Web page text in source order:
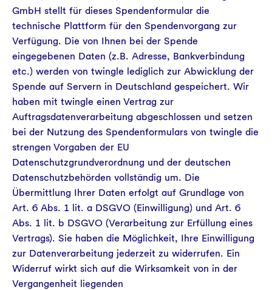
GmbH stellt für dieses Spendenformular die
technische Plattform für den Spendenvorgang zur
Verfügung. Die von Ihnen bei der Spende
eingegebenen Daten (z.B. Adresse, Bankverbindung
etc.) werden von twingle lediglich zur Abwicklung der
Spende auf Servern in Deutschland gespeichert. Wir
haben mit twingle einen Vertrag zur
Auftragsdatenverarbeitung abgeschlossen und setzen
bei der Nutzung des Spendenformulars von twingle die
strengen Vorgaben der EU
Datenschutzgrundverordnung und der deutschen
Datenschutzbehörden vollständig um. Die
Übermittlung Ihrer Daten erfolgt auf Grundlage von
Art. 6 Abs. 1 lit. a DSGVO (Einwilligung) und Art. 6
Abs. 1 lit. b DSGVO (Verarbeitung zur Erfüllung eines
Vertrags). Sie haben die Möglichkeit, Ihre Einwilligung
zur Datenverarbeitung jederzeit zu widerrufen. Ein
Widerruf wirkt sich auf die Wirksamkeit von in der
Vergangenheit liegenden